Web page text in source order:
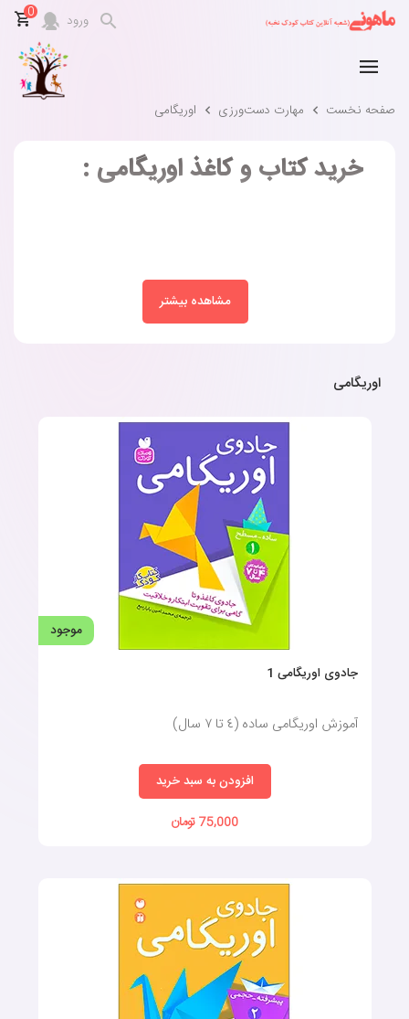
ورود 0
صفحه نخست مهارت‌ دست‌ورزی اوریگامی
خرید کتاب و کاغذ اوریگامی :
مشاهده بیشتر
اوریگامی
موجود
جادوی اوریگامی 1
آموزش اوریگامی ساده (٤ تا ٧ سال)
افزودن به سبد خرید
75,000 تومان